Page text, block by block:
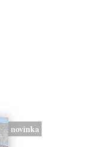
novinka